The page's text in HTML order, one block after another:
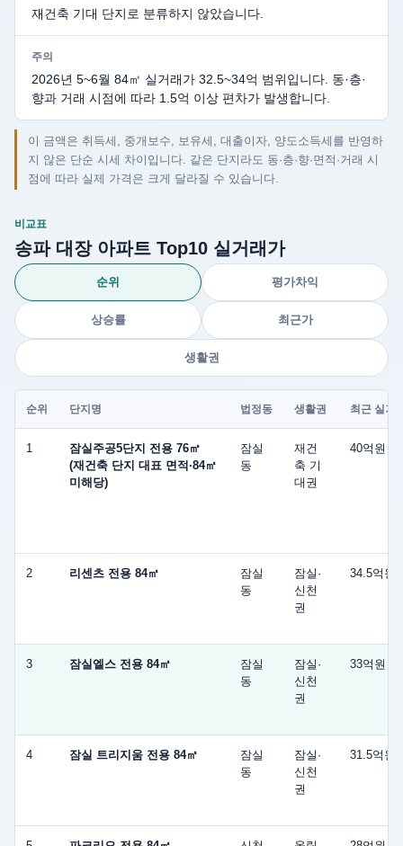
재건축 기대 단지로 분류하지 않았습니다.
주의
2026년 5~6월 84㎡ 실거래가 32.5~34억 범위입니다. 동·층·
향과 거래 시점에 따라 1.5억 이상 편차가 발생합니다.
이 금액은 취득세, 중개보수, 보유세, 대출이자, 양도소득세를 반영하
지 않은 단순 시세 차이입니다. 같은 단지라도 동·층·향·면적·거래 시
점에 따라 실제 가격은 크게 달라질 수 있습니다.
비교표
송파 대장 아파트 Top10 실거래가
순위 평가차익
상승률 최근가
생활권
송
최
준
가
년
순위 단지명 법정동 생활권 최근 실거
1
잠실주공5단지 전용 76㎡
(재건축 단지 대표 면적·84㎡
미해당)
잠실
동
재건
축 기
대권
40억원
2 리센츠 전용 84㎡
잠실
동
잠실·
신천
권
34.5억원
3 잠실엘스 전용 84㎡
잠실
동
잠실·
신천
권
33억원
4 잠실 트리지움 전용 84㎡
잠실
동
잠실·
신천
권
31.5억원